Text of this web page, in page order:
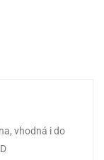
vhodná i do